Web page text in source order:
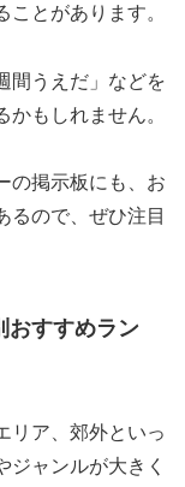
とがあります。
間うえだ」などを
もしれません。
の掲示板にも、お
るので、ぜひ注目
おすすめラン
リア、郊外といっ
ジャンルが大きく